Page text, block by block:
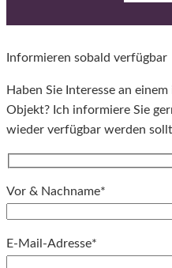
Informieren sobald verfügbar
Haben Sie Interesse an
Objekt? Ich informiere Sie
wieder verfügbar werden
Vor & Nachname*
E-Mail-Adresse*